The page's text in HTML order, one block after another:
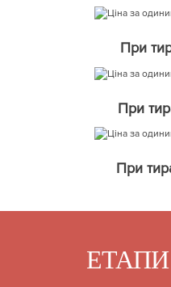
При
При
При